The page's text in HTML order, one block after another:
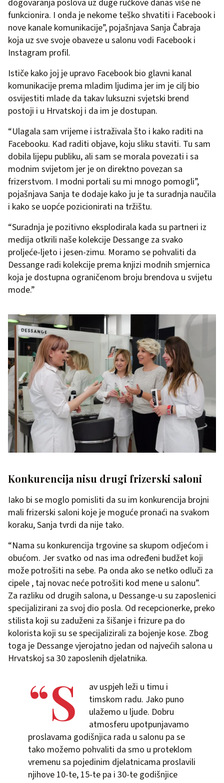
dogovaranja poslova uz duge ručkove danas više ne
funkcionira. I onda je nekome teško shvatiti i Facebook i
nove kanale komunikacije”, pojašnjava Sanja Čabraja
koja uz sve svoje obaveze u salonu vodi Facebook i
Instagram profil.
Ističe kako joj je upravo Facebook bio glavni kanal
komunikacije prema mladim ljudima jer im je cilj bio
osvijestiti mlade da takav luksuzni svjetski brend
postoji i u Hrvatskoj i da im je dostupan.
“Ulagala sam vrijeme i istraživala što i kako raditi na
Facebooku. Kad raditi objave, koju sliku staviti. Tu sam
dobila lijepu publiku, ali sam se morala povezati i sa
modnim svijetom jer je on direktno povezan sa
frizerstvom. I modni portali su mi mnogo pomogli”,
pojašnjava Sanja te dodaje kako ju je ta suradnja naučila
i kako se uopće pozicionirati na tržištu.
“Suradnja je pozitivno eksplodirala kada su partneri iz
medija otkrili naše kolekcije Dessange za svako
proljeće-ljeto i jesen-zimu. Moramo se pohvaliti da
Dessange radi kolekcije prema knjizi modnih smjernica
koja je dostupna ograničenom broju brendova u svijetu
mode.”
Konkurencija nisu drugi frizerski saloni
Iako bi se moglo pomisliti da su im konkurencija brojni
mali frizerski saloni koje je moguće pronaći na svakom
koraku, Sanja tvrdi da nije tako.
“Nama su konkurencija trgovine sa skupom odjećom i
obućom. Jer svatko od nas ima određeni budžet koji
može potrošiti na sebe. Pa onda ako se netko odluči za
cipele , taj novac neće potrošiti kod mene u salonu”.
Za razliku od drugih salona, u Dessange-u su zaposlenici
specijalizirani za svoj dio posla. Od recepcionerke, preko
stilista koji su zaduženi za šišanje i frizure pa do
kolorista koji su se specijalizirali za bojenje kose. Zbog
toga je Dessange vjerojatno jedan od najvećih salona u
Hrvatskoj sa 30 zaposlenih djelatnika.
“S
av uspjeh leži u timu i
timskom radu. Jako puno
ulažemo u ljude. Dobru
atmosferu upotpunjavamo
proslavama godišnjica rada u salonu pa se
tako možemo pohvaliti da smo u proteklom
vremenu sa pojedinim djelatnicama proslavili
njihove 10-te, 15-te pa i 30-te godišnjice